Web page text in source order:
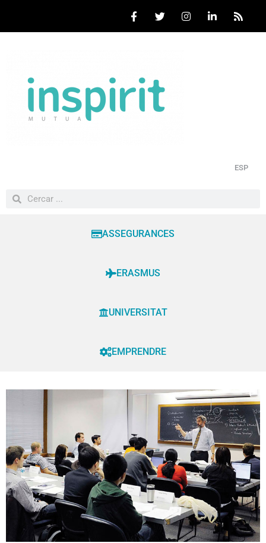
ESP
ASSEGURANCES
ERASMUS
UNIVERSITAT
EMPRENDRE